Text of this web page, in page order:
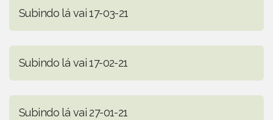
Subindo lá vai 17-03-21
Subindo lá vai 17-02-21
Subindo lá vai 27-01-21